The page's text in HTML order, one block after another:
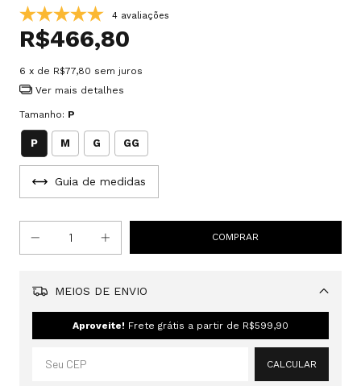
4 avaliações
R$466,80
6 x de R$77,80 sem juros
Ver mais detalhes
Tamanho: P
P M G GG
Guia de medidas
MEIOS DE ENVIO
Aproveite! Frete grátis a partir de R$599,90
CALCULAR